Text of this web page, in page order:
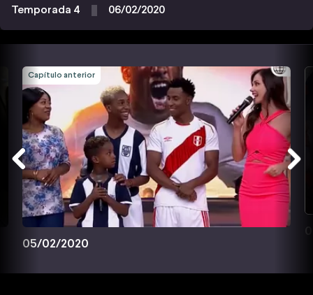
Temporada 4 06/02/2020
Capítulo anterior
05/02/2020